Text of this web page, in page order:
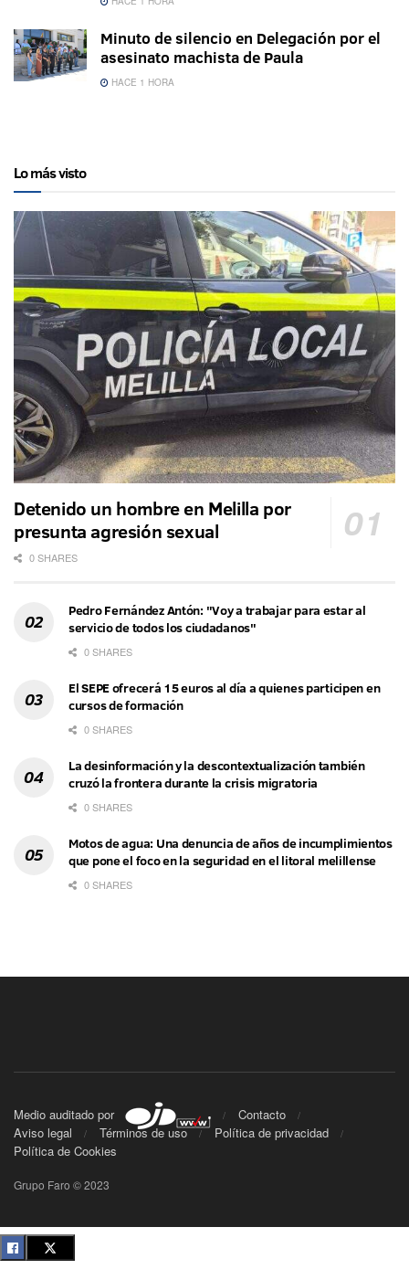
Minuto de silencio en Delegación por el
asesinato machista de Paula
HACE 1 HORA
Lo más visto
Detenido un hombre en Melilla por
presunta agresión sexual
0 SHARES
Pedro Fernández Antón: "Voy a trabajar para estar al
servicio de todos los ciudadanos"
0 SHARES
El SEPE ofrecerá 15 euros al día a quienes participen en
cursos de formación
0 SHARES
La desinformación y la descontextualización también
cruzó la frontera durante la crisis migratoria
0 SHARES
Motos de agua: Una denuncia de años de incumplimientos
que pone el foco en la seguridad en el litoral melillense
0 SHARES
Medio auditado por
Contacto
Aviso legal
Términos de uso
Política de privacidad
Política de Cookies
Grupo Faro © 2023